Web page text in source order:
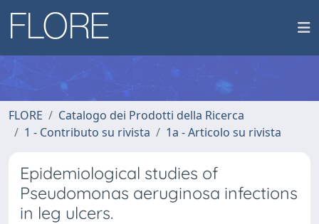
FLORE
Catalogo dei Prodotti della Ricerca
1 - Contributo su rivista
1a - Articolo su rivista
Epidemiological studies of
Pseudomonas aeruginosa infections
in leg ulcers.